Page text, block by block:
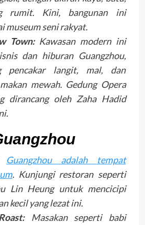
rumit. Kini, bangunan ini
museum seni rakyat.
Town:Kawasan modern ini
dan hiburan Guangzhou,
pencakar langit, mal, dan
mewah. Gedung Opera
dirancang oleh Zaha Hadid
Guangzhou adalah tempat
. Kunjungi restoran seperti
Lin Heung untuk mencicipi
kecil yang lezat ini.
Masakan seperti babi